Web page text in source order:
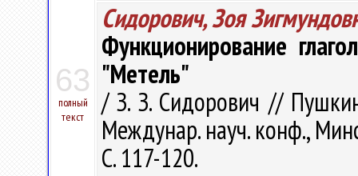
63
полный
текст
Сидорович, Зоя
Функционирование
"Метель"
/ З. З. Сидорович //
Междунар. науч. конф.,
С. 117-120.